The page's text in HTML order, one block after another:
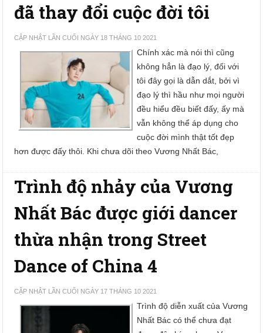
đã thay đổi cuộc đời tôi
CẬP NHẬT LẦN CUỐI NGÀY 18 THÁNG 10 2021
Chính xác mà nói thì cũng
không hẳn là đạo lý, đối với
tôi đây gọi là dẫn dắt, bởi vì
đạo lý thì hầu như mọi người
đều hiểu đều biết đấy, ấy mà
vẫn không thể áp dụng cho
cuộc đời mình thật tốt đẹp
hơn được đấy thôi. Khi chưa dõi theo Vương Nhất Bác,
Trình độ nhảy của Vương
Nhất Bác được giới dancer
thừa nhận trong Street
Dance of China 4
CẬP NHẬT LẦN CUỐI NGÀY 17 THÁNG 10 2021
Trình độ diễn xuất của Vương
Nhất Bác có thể chưa đạt